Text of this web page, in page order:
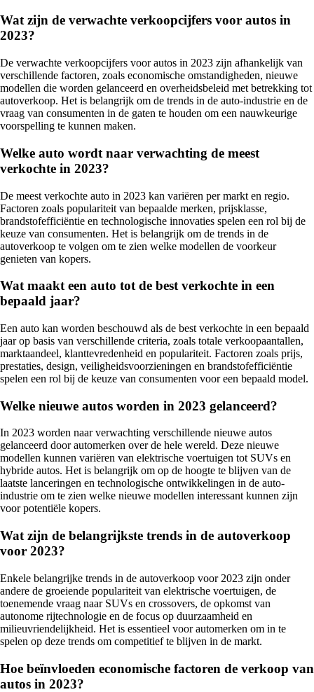
Wat zijn de verwachte verkoopcijfers voor autos in
2023?
De verwachte verkoopcijfers voor autos in 2023 zijn afhankelijk van
verschillende factoren, zoals economische omstandigheden, nieuwe
modellen die worden gelanceerd en overheidsbeleid met betrekking tot
autoverkoop. Het is belangrijk om de trends in de auto-industrie en de
vraag van consumenten in de gaten te houden om een nauwkeurige
voorspelling te kunnen maken.
Welke auto wordt naar verwachting de meest
verkochte in 2023?
De meest verkochte auto in 2023 kan variëren per markt en regio.
Factoren zoals populariteit van bepaalde merken, prijsklasse,
brandstofefficiëntie en technologische innovaties spelen een rol bij de
keuze van consumenten. Het is belangrijk om de trends in de
autoverkoop te volgen om te zien welke modellen de voorkeur
genieten van kopers.
Wat maakt een auto tot de best verkochte in een
bepaald jaar?
Een auto kan worden beschouwd als de best verkochte in een bepaald
jaar op basis van verschillende criteria, zoals totale verkoopaantallen,
marktaandeel, klanttevredenheid en populariteit. Factoren zoals prijs,
prestaties, design, veiligheidsvoorzieningen en brandstofefficiëntie
spelen een rol bij de keuze van consumenten voor een bepaald model.
Welke nieuwe autos worden in 2023 gelanceerd?
In 2023 worden naar verwachting verschillende nieuwe autos
gelanceerd door automerken over de hele wereld. Deze nieuwe
modellen kunnen variëren van elektrische voertuigen tot SUVs en
hybride autos. Het is belangrijk om op de hoogte te blijven van de
laatste lanceringen en technologische ontwikkelingen in de auto-
industrie om te zien welke nieuwe modellen interessant kunnen zijn
voor potentiële kopers.
Wat zijn de belangrijkste trends in de autoverkoop
voor 2023?
Enkele belangrijke trends in de autoverkoop voor 2023 zijn onder
andere de groeiende populariteit van elektrische voertuigen, de
toenemende vraag naar SUVs en crossovers, de opkomst van
autonome rijtechnologie en de focus op duurzaamheid en
milieuvriendelijkheid. Het is essentieel voor automerken om in te
spelen op deze trends om competitief te blijven in de markt.
Hoe beïnvloeden economische factoren de verkoop van
autos in 2023?